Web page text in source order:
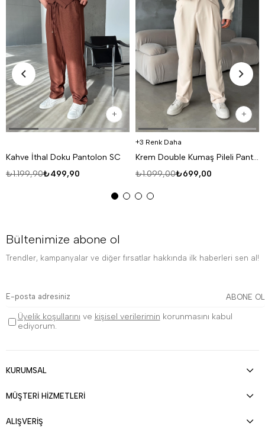
Kahve İthal Doku Pantolon SC
₺499,90
₺1.199,90
3 Renk Daha
Krem Double Kumaş Pileli Pantolon MSS
₺699,00
₺1.099,00
Bültenimize abone ol
Trendler, kampanyalar ve diğer fırsatlar hakkında ilk haberleri sen al!
ABONE OL
Üyelik koşullarını ve kişisel verilerimin korunmasını kabul
ediyorum.
KURUMSAL
MÜŞTERİ HİZMETLERİ
ALIŞVERİŞ